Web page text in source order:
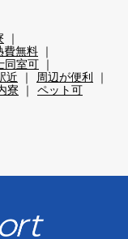
費無料
同室可
近
周辺が便利
寮 ペット可